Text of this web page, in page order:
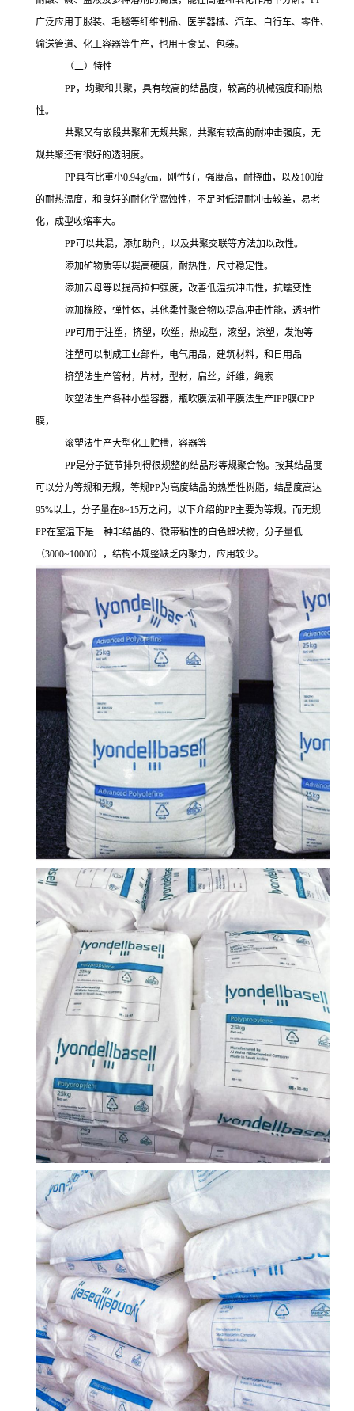
广泛应用于服装、毛毯等纤维制品、医学器械、汽车、自行车、零件、
输送管道、化工容器等生产，也用于食品、包装。
（二）特性
PP，均聚和共聚，具有较高的结晶度，较高的机械强度和耐热
性。
共聚又有嵌段共聚和无规共聚，共聚有较高的耐冲击强度，无
规共聚还有很好的透明度。
PP具有比重小0.94g/cm，刚性好，强度高，耐挠曲，以及100度
的耐热温度，和良好的耐化学腐蚀性，不足时低温耐冲击较差，易老
化，成型收缩率大。
PP可以共混，添加助剂，以及共聚交联等方法加以改性。
添加矿物质等以提高硬度，耐热性，尺寸稳定性。
添加云母等以提高拉伸强度，改善低温抗冲击性，抗蠕变性
添加橡胶，弹性体，其他柔性聚合物以提高冲击性能，透明性
PP可用于注塑，挤塑，吹塑，热成型，滚塑，涂塑，发泡等
注塑可以制成工业部件，电气用品，建筑材料，和日用品
挤塑法生产管材，片材，型材，扁丝，纤维，绳索
吹塑法生产各种小型容器，瓶吹膜法和平膜法生产IPP膜CPP
膜，
滚塑法生产大型化工贮槽，容器等
PP是分子链节排列得很规整的结晶形等规聚合物。按其结晶度
可以分为等规和无规，等规PP为高度结晶的热塑性树脂，结晶度高达
95%以上，分子量在8~15万之间，以下介绍的PP主要为等规。而无规
PP在室温下是一种非结晶的、微带粘性的白色蜡状物，分子量低
（3000~10000），结构不规整缺乏内聚力，应用较少。